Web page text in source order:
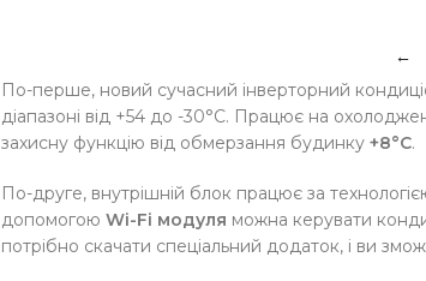
←
По-перше, новий сучасний інверторний
діапазоні від +54 до -30°C. Працює на
захисну функцію від обмерзання будинку +8°C.
По-друге, внутрішній блок працює за
допомогою Wi-Fi модуля можна керувати
потрібно скачати спеціальний додаток, і ви